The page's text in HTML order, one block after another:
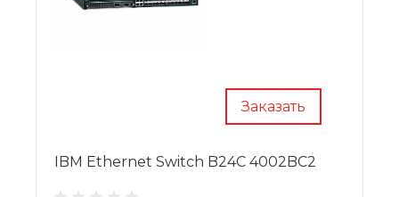
Заказать
IBM Ethernet Switch B24C 4002BC2